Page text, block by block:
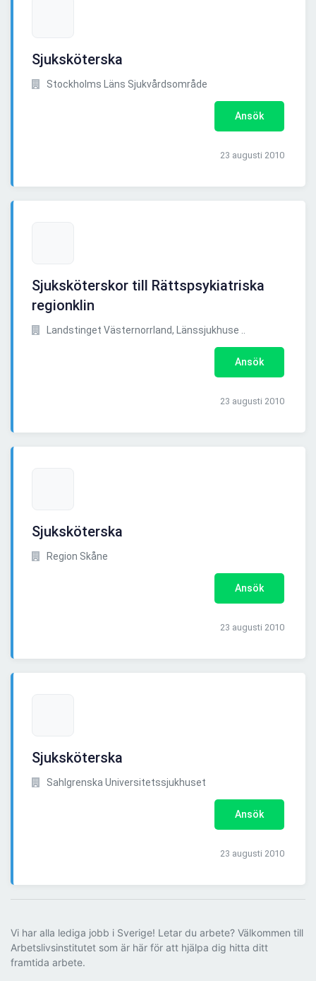
Sjuksköterska
Stockholms Läns Sjukvårdsområde
Ansök
23 augusti 2010
Sjuksköterskor till Rättspsykiatriska
regionklin
Landstinget Västernorrland, Länssjukhuse ..
Ansök
23 augusti 2010
Sjuksköterska
Region Skåne
Ansök
23 augusti 2010
Sjuksköterska
Sahlgrenska Universitetssjukhuset
Ansök
23 augusti 2010
Vi har alla lediga jobb i Sverige! Letar du arbete? Välkommen till
Arbetslivsinstitutet som är här för att hjälpa dig hitta ditt
framtida arbete.